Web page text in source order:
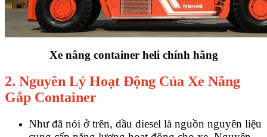
Xe nâng container heli chính hãng
2. Nguyên Lý Hoạt Động Của Xe Nâng
Gắp Container
Như đã nói ở trên, dầu diesel là nguồn nguyên liệu